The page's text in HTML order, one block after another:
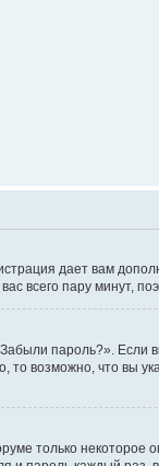
дает вам
всего пару минут,
пароль?».
возможно, что вы
только некоторое